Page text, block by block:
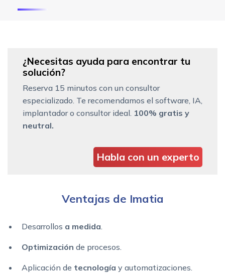
¿Necesitas ayuda para encontrar tu
solución?
Reserva 15 minutos con un consultor
especializado. Te recomendamos el software, IA,
implantador o consultor ideal. 100% gratis y
neutral.
Habla con un experto
Ventajas de Imatia
Desarrollos a medida.
Optimización de procesos.
Aplicación de tecnología y automatizaciones.